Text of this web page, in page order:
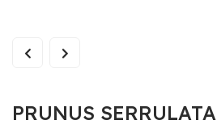
PRUNUS SERRULATA